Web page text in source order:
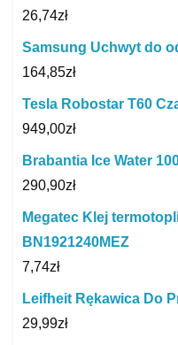
26,74zł
Samsung Uchwyt do
164,85zł
Tesla Robostar T60
949,00zł
Brabantia Ice Water
290,90zł
Megatec Klej
BN1921240MEZ
7,74zł
Leifheit Rękawica Do
29,99zł